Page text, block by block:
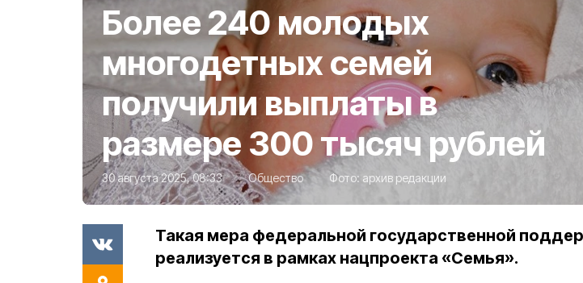
Более 240 молодых
многодетных семей
получили выплаты в
размере 300 тысяч рублей
30 августа 2025, 08:33 Общество Фото: архив редакции
Такая мера федеральной государственной
реализуется в рамках нацпроекта «Семья».